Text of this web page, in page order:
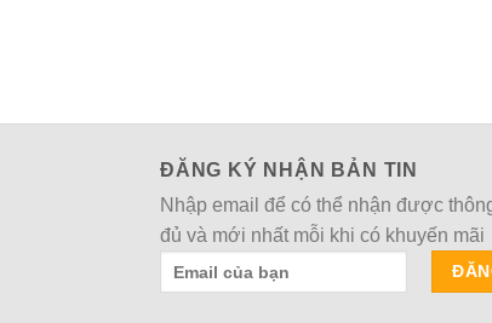
ĐĂNG KÝ NHẬN BẢN TIN
Nhập email để có thể nhận được
đủ và mới nhất mỗi khi có khuyến mãi